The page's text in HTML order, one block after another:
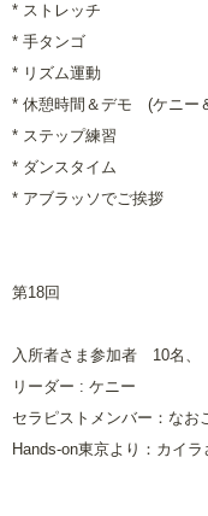
* ストレッチ
* 手タンゴ
* リズム運動
* 休憩時間＆デモ (ケニー
* ステップ練習
* ダンスタイム
* アブラッソでご挨拶
第18回
入所者さま参加者 10名、
リーダー : ケニー
セラピストメンバー：なお
Hands-on東京より：カイ